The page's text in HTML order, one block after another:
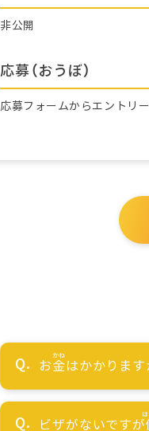
非公開
応募（おうぼ）
応募フォームからエントリ
お金はかかります
ビザがないですが